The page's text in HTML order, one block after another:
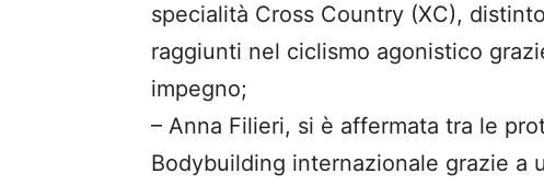
specialità Cross Country (XC),
raggiunti nel ciclismo agonistico
impegno;
– Anna Filieri, si è affermata tra le
Bodybuilding internazionale grazie a